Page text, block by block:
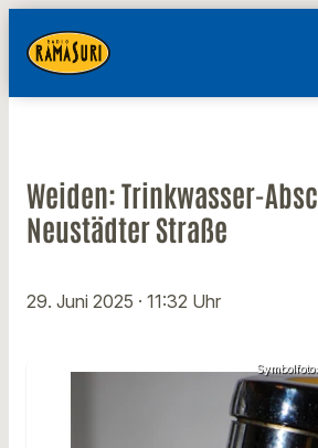
Weiden: Trinkwasser-
Neustädter Straße
29. Juni 2025 · 11:32 Uhr